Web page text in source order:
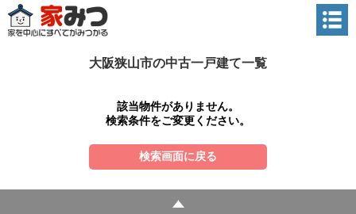
大阪狭山市の中古一戸建て一覧
該当物件がありません。
検索条件をご変更ください。
検索画面に戻る